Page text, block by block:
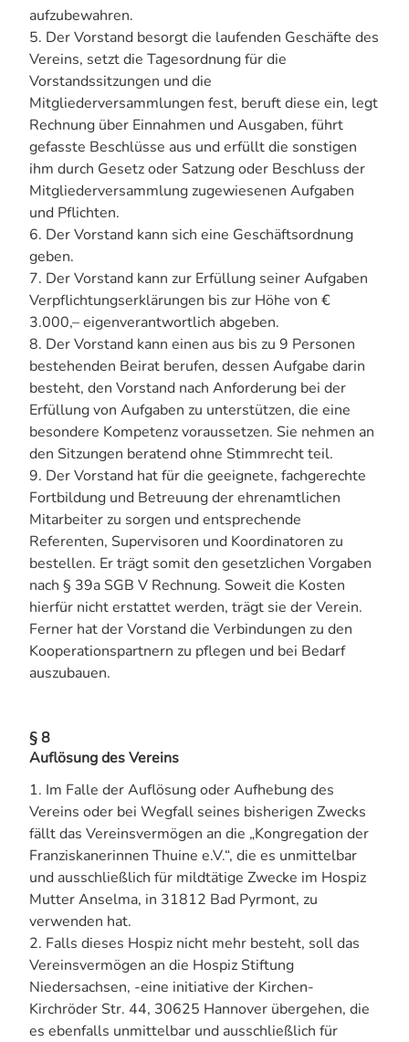
aufzubewahren.
5. Der Vorstand besorgt die laufenden Geschäfte des
Vereins, setzt die Tagesordnung für die
Vorstandssitzungen und die
Mitgliederversammlungen fest, beruft diese ein, legt
Rechnung über Einnahmen und Ausgaben, führt
gefasste Beschlüsse aus und erfüllt die sonstigen
ihm durch Gesetz oder Satzung oder Beschluss der
Mitgliederversammlung zugewiesenen Aufgaben
und Pflichten.
6. Der Vorstand kann sich eine Geschäftsordnung
geben.
7. Der Vorstand kann zur Erfüllung seiner Aufgaben
Verpflichtungserklärungen bis zur Höhe von €
3.000,– eigenverantwortlich abgeben.
8. Der Vorstand kann einen aus bis zu 9 Personen
bestehenden Beirat berufen, dessen Aufgabe darin
besteht, den Vorstand nach Anforderung bei der
Erfüllung von Aufgaben zu unterstützen, die eine
besondere Kompetenz voraussetzen. Sie nehmen an
den Sitzungen beratend ohne Stimmrecht teil.
9. Der Vorstand hat für die geeignete, fachgerechte
Fortbildung und Betreuung der ehrenamtlichen
Mitarbeiter zu sorgen und entsprechende
Referenten, Supervisoren und Koordinatoren zu
bestellen. Er trägt somit den gesetzlichen Vorgaben
nach § 39a SGB V Rechnung. Soweit die Kosten
hierfür nicht erstattet werden, trägt sie der Verein.
Ferner hat der Vorstand die Verbindungen zu den
Kooperationspartnern zu pflegen und bei Bedarf
auszubauen.
§ 8
Auflösung des Vereins
1. Im Falle der Auflösung oder Aufhebung des
Vereins oder bei Wegfall seines bisherigen Zwecks
fällt das Vereinsvermögen an die „Kongregation der
Franziskanerinnen Thuine e.V.“, die es unmittelbar
und ausschließlich für mildtätige Zwecke im Hospiz
Mutter Anselma, in 31812 Bad Pyrmont, zu
verwenden hat.
2. Falls dieses Hospiz nicht mehr besteht, soll das
Vereinsvermögen an die Hospiz Stiftung
Niedersachsen, -eine initiative der Kirchen-
Kirchröder Str. 44, 30625 Hannover übergehen, die
es ebenfalls unmittelbar und ausschließlich für